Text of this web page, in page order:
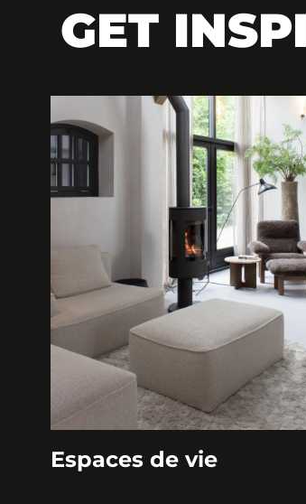
GET
Espaces de vie